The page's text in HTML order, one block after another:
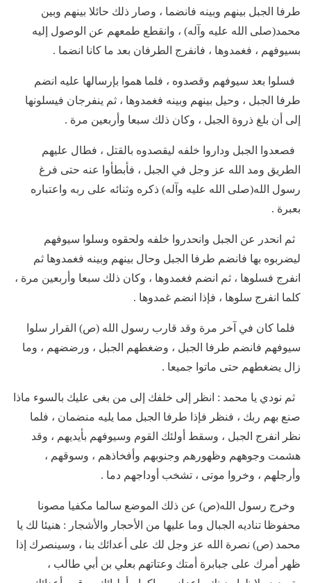
طرفا الجبل بينهم وبينه فانضما ، وصار ذلك حائلا بينهم وبين
محمد(صلى الله عليه وآله) ، وانقطع طمعهم عن الوصول إليه
بسيوفهم ، فغمدوها ، فانفرج الطرفان بعد ما كانا انضما .
فسلوا بعد سيوفهم وقصدوه ، فلما هموا بإرسالها عليه انضم
طرفا الجبل ، وحيل بينهم وبينه فغمدوها ، ثم ينفرجان فيسلونها
إلى أن بلغ ذروة الجبل ، وكان ذلك سبعا وأربعين مرة .
فصعدوا الجبل وداروا خلفه ليقصدوه بالقتل ، فطال عليهم
الطريق ومد الله عز وجل في الجبل ، فأبطأوا عنه حتى فرغ
رسول الله(صلى الله عليه وآله) ذكره وثنائه على ربه واعتباره
بعبرة .
ثم انحدر عن الجبل وانحدروا خلفه ولحقوه وسلوا سيوفهم
ليضربوه بها فانضم طرفا الجبل وحال بينهم وبينه فغمدوها ثم
انفرج فسلوها ، ثم انضم فغمدوها ، وكان ذلك سبعا وأربعين مرة ،
كلما انفرج سلوها ، فإذا انضم غمدوها .
فلما كان في آخر مرة وقد قارب رسول الله (ص) القرار سلوا
سيوفهم فانضم طرفا الجبل ، وضغطهم الجبل ، ورضضهم ، وما
زال يضغطهم حتى ماتوا جميعا .
ثم نودي يا محمد : انظر إلى خلفك إلى من بغى عليك بالسوء ماذا
صنع بهم ربك ، فنظر فإذا طرفا الجبل مما يليه منضمان ، فلما
نظر انفرج الجبل ، وسقط أولئك القوم وسيوفهم بأيديهم ، وقد
هشمت وجوههم وظهورهم وجنوبهم وأفخاذهم ، وسوقهم ،
وأرجلهم ، وخروا موتى ، تشخب أوداجهم دما .
وخرج رسول الله(ص) عن ذلك الموضع سالما مكفيا مصونا
محفوظا تناديه الجبال وما عليها من الأحجار والأشجار : هنيئا لك يا
محمد (ص) نصرة الله عز وجل لك على أعدائك بنا ، وسينصرك إذا
ظهر أمرك على جبابرة أمتك وعتاتهم بعلي بن أبي طالب ،